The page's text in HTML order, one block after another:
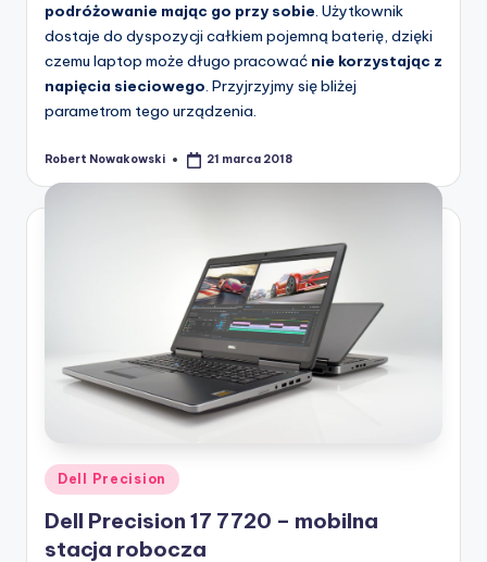
podróżowanie mając go przy sobie. Użytkownik
dostaje do dyspozycji całkiem pojemną baterię, dzięki
czemu laptop może długo pracować nie korzystając z
napięcia sieciowego. Przyjrzyjmy się bliżej
parametrom tego urządzenia.
Posted
Robert Nowakowski 21 marca 2018
Posted
in
Dell Precision
Dell Precision 17 7720 – mobilna
stacja robocza